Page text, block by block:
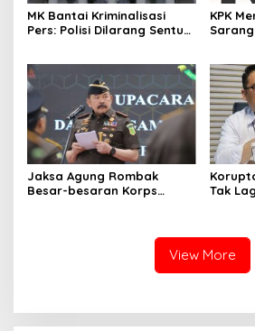
MK Bantai Kriminalisasi
Pers: Polisi Dilarang Sentuh
KPK
Jaksa Agung Rombak
Besar-besaran Korps
Tak
View More